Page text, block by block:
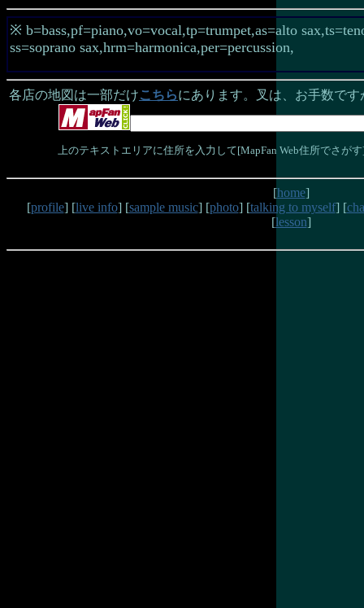
※ b=bass,pf=piano,vo=vocal,tp=trumpet,as=alto
ss=soprano sax,hrm=harmonica,per=percussion,
各店の地図は一部だけこちらにあります。叉は、お手数です
上のテキストエリアに住所を入力して[MapFan Web住所でさが
[home]
[profile] [live info] [sample music] [photo] [talking to myself] [
[lesson]